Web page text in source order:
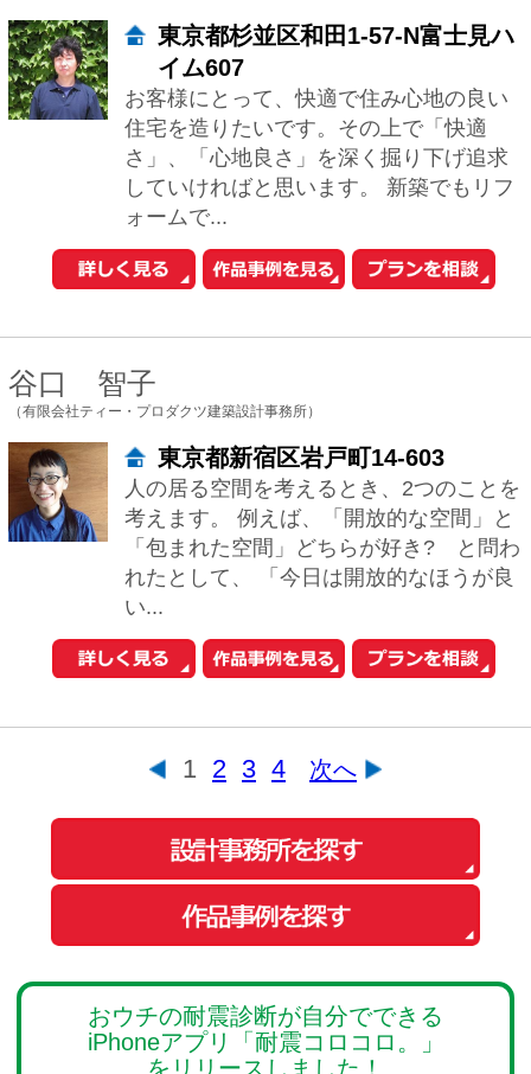
新築マンションを探す
新築一戸建てを探す
住まいの売却・査定依頼
賃貸マンション・
アパートを探す
このサイトの使い方
会社概要
ご利用規約
Copyright© O-uccino, Inc. All Rights Reserved.